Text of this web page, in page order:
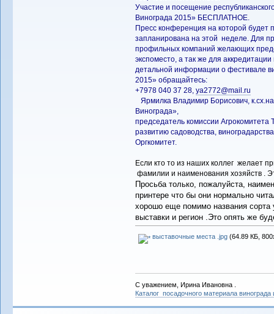
Участие и посещение
Винограда 2015» БЕСПЛАТНОЕ.
Пресс конференция на которой будет
запланирована на этой неделе. Для
профильных компаний желающих
экспоместо, а так же для
детальной информации о фестивале
2015» обращайтесь:
+7978 040 37 28, ya2772@mail.ru
Ярмилка Владимир Борисович,
Винограда»,
председатель комиссии
развитию садоводства,
Оргкомитет.
Если кто то из наших коллег желает
фамилии и наименования хозяйств .
Просьба только, пожалуйста,
принтере что бы они нормально
хорошо еще помимо названия
выставки и регион .Это опять же
выставочные места .jpg(64.89 КБ,
С уважением, Ирина Ивановна .
Каталог посадочного материала